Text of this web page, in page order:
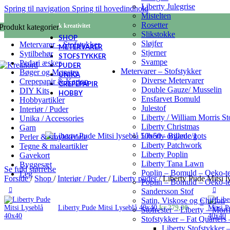
Spring til navigation Spring til hovedindhold
- Nordisk kreativitet
SHOP
METERVARER
STOFSTYKKER
PUDER
UNIKA
CREPEPAPIR
HOBBY
kategorier
Metervarer – Stofstykker
Sytilbehør
Pedari æsker
Bøger og Mønstre
Crepepapir & Karton
DIY Kits
Hobbyartikler
Interiør / Puder
Unika / Accessories
Garn
Perler & smykkedele
Tegne & maleartikler
Gavekort
Byggesæt
Leg
Liberty Julegrise
Mistelten
Rosetter
Slikstokke
Sløjfer
Stjerner
Svampe
Metervarer – Stofstykker
Diverse Metervarer
Double Gauze/ Musselin
Ensfarvet Bomuld
Julestof
Liberty / William Morris
Liberty Christmas
Liberty organic/gots
Liberty Patchwork
Liberty Poplin
Liberty Tana Lawn
Poplin – Bomuld – Oeko-
Poplin – Bomuld – Oeko-
Sandersson Stof
Satin, Viskose og Chiffon
Stofrester – Liberty –
Stofstykker – Fat Quarters
Liberty Stofstykker
Se fuld størrelse
Forside/ Shop / Interiør / Puder/ Liberty puder/ Liberty Pude Mitsi
Liberty Pude Mitsi Lyseblå 40x40kr.279,00